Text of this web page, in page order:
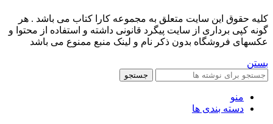
کليه حقوق اين سايت متعلق به مجموعه کارا کتاب می باشد . هر
گونه کپی برداری از سایت پیگرد قانونی داشته و استفاده از محتوا و
عکسهای فروشگاه بدون ذکر نام و لینک منبع ممنوع می باشد
بستن
جستجو
منو
دسته بندی ها